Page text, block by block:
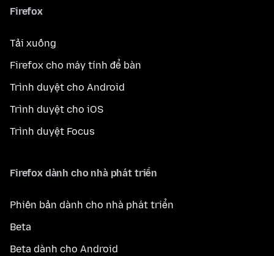
Firefox
Tải xuống
Firefox cho máy tính để bàn
Trình duyệt cho Android
Trình duyệt cho iOS
Trình duyệt Focus
Firefox dành cho nhà phát triển
Phiên bản dành cho nhà phát triển
Beta
Beta dành cho Android